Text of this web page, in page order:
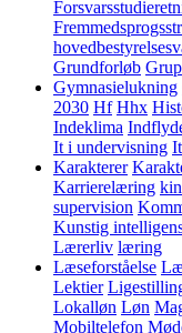
Grundforløb
Gymnasielukning
2030 Hf Hhx
Indeklima
It i undervisning
Karakterer
Karrierelæring
supervision
Kunstig
Lærerliv læring
Læseforståelse
Lektier
Lokalløn Løn
Mobiltelefon